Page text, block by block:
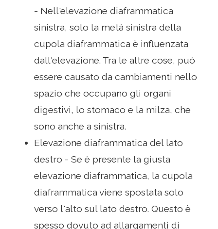
- Nell'elevazione diaframmatica
sinistra, solo la metà sinistra della
cupola diaframmatica è influenzata
dall'elevazione. Tra le altre cose, può
essere causato da cambiamenti nello
spazio che occupano gli organi
digestivi, lo stomaco e la milza, che
sono anche a sinistra.
Elevazione diaframmatica del lato
destro - Se è presente la giusta
elevazione diaframmatica, la cupola
diaframmatica viene spostata solo
verso l'alto sul lato destro. Questo è
spesso dovuto ad allargamenti di